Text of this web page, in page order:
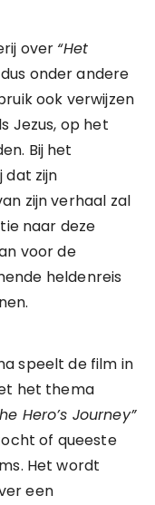
over “Het
onder andere
ook verwijzen
Jezus, op het
Bij het
dat zijn
zijn verhaal zal
naar deze
voor de
heldenreis
speelt de film in
het thema
Hero’s Journey”
of queeste
Het wordt
een